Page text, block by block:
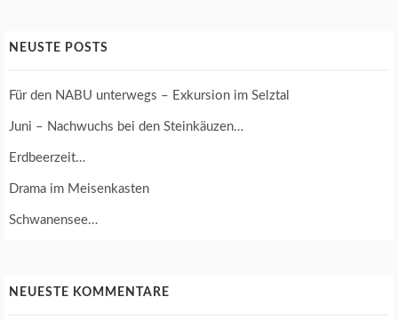
NEUSTE POSTS
Für den NABU unterwegs – Exkursion im Selztal
Juni – Nachwuchs bei den Steinkäuzen…
Erdbeerzeit…
Drama im Meisenkasten
Schwanensee…
NEUESTE KOMMENTARE